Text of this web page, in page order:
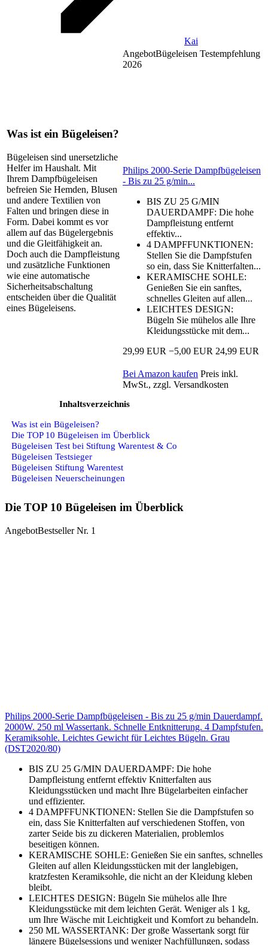
Kai
Was ist ein Bügeleisen?
Bügeleisen sind unersetzliche
Helfer im Haushalt. Mit
Ihrem Dampfbügeleisen
befreien Sie Hemden, Blusen
und andere Textilien von
Falten und bringen diese in
Form. Dabei kommt es vor
allem auf das Bügelergebnis
und die Gleitfähigkeit an.
Doch auch die Dampfleistung
und zusätzliche Funktionen
wie eine automatische
Sicherheitsabschaltung
entscheiden über die Qualität
eines Bügeleisens.
AngebotBügeleisen Testempfehlung
2026
Philips 2000-Serie Dampfbügeleisen
- Bis zu 25 g/min...
BIS ZU 25 G/MIN
DAUERDAMPF: Die hohe
Dampfleistung entfernt
effektiv...
4 DAMPFFUNKTIONEN:
Stellen Sie die Dampfstufen
so ein, dass Sie Knitterfalten...
KERAMISCHE SOHLE:
Genießen Sie ein sanftes,
schnelles Gleiten auf allen...
LEICHTES DESIGN:
Bügeln Sie mühelos alle Ihre
Kleidungsstücke mit dem...
29,99 EUR −5,00 EUR 24,99 EUR
Bei Amazon kaufen Preis inkl.
MwSt., zzgl. Versandkosten
Inhaltsverzeichnis
Was ist ein Bügeleisen?
Die TOP 10 Bügeleisen im Überblick
Bügeleisen Test bei Stiftung Warentest & Co
Bügeleisen Testsieger
Bügeleisen Stiftung Warentest
Bügeleisen Neuerscheinungen
Die TOP 10 Bügeleisen im Überblick
AngebotBestseller Nr. 1
Philips 2000-Serie Dampfbügeleisen - Bis zu 25 g/min Dauerdampf.
2000W. 250 ml Wassertank. Schnelle Entknitterung. 4 Dampfstufen.
Keramiksohle. Leichtes Gewicht für Leichtes Bügeln. Grau
(DST2020/80)
BIS ZU 25 G/MIN DAUERDAMPF: Die hohe
Dampfleistung entfernt effektiv Knitterfalten aus
Kleidungsstücken und macht Ihre Bügelarbeiten einfacher
und effizienter.
4 DAMPFFUNKTIONEN: Stellen Sie die Dampfstufen so
ein, dass Sie Knitterfalten auf verschiedenen Stoffen, von
zarter Seide bis zu dickeren Materialien, problemlos
beseitigen können.
KERAMISCHE SOHLE: Genießen Sie ein sanftes, schnelles
Gleiten auf allen Kleidungsstücken mit der langlebigen,
kratzfesten Keramiksohle, die nicht an der Kleidung kleben
bleibt.
LEICHTES DESIGN: Bügeln Sie mühelos alle Ihre
Kleidungsstücke mit dem leichten Gerät. Weniger als 1 kg,
um Ihre Wäsche mit Leichtigkeit und Komfort zu behandeln.
250 ML WASSERTANK: Der große Wassertank sorgt für
längere Bügelsessions und weniger Nachfüllungen, sodass